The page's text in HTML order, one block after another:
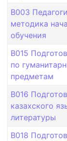
B003
методика
обучения
B015
по
предметам
B016
казахского
литературы
B018